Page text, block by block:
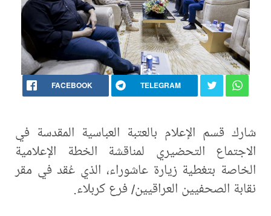
FACEBOOK TELEGRAM
شارك قسم الإعلام بالعتبة العباسية المقدسة في
الاجتماع التحضيري لمناقشة الخطة الإعلامية
الخاصة بتغطية زيارة عاشوراء، الذي عُقد في مقر
نقابة الصحفيين العراقيين/ فرع كربلاء.